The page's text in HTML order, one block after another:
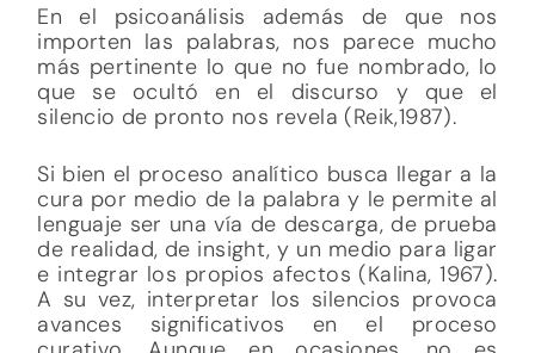
En el psicoanálisis además de que nos
importen las palabras, nos parece mucho
más pertinente lo que no fue nombrado, lo
que se ocultó en el discurso y que el
silencio de pronto nos revela (Reik,1987).
Si bien el proceso analítico busca llegar a la
cura por medio de la palabra y le permite al
lenguaje ser una vía de descarga, de prueba
de realidad, de insight, y un medio para ligar
e integrar los propios afectos (Kalina, 1967).
A su vez, interpretar los silencios provoca
avances significativos en el proceso